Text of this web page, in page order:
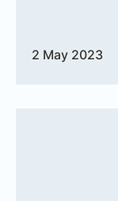
2 May 2023